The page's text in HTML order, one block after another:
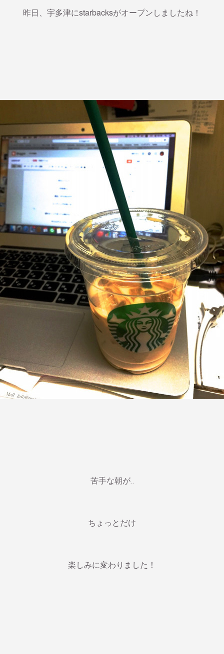
昨日、宇多津にstarbacksがオープンしましたね！
苦手な朝が‥
ちょっとだけ
楽しみに変わりました！